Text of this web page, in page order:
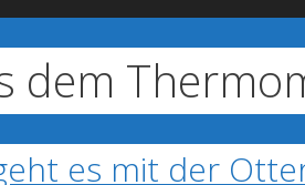
dem
es mit der